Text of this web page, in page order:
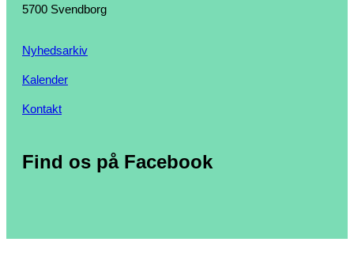
5700 Svendborg
Nyhedsarkiv
Kalender
Kontakt
Find os på Facebook